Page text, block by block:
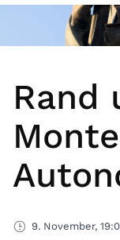
Rand
9. November,